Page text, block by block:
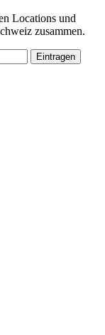
Locations und
zusammen.
Eintragen